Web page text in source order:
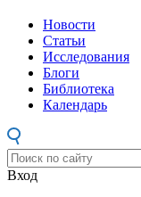
Новости
Статьи
Исследования
Блоги
Библиотека
Календарь
Вход